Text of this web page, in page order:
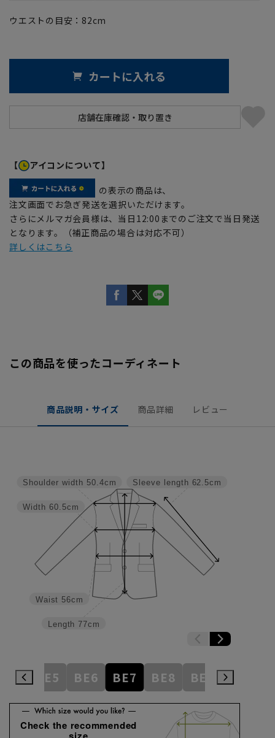
ウエストの目安： 82cm
カートに入れる
【 アイコンについて】
の表示の商品は、
注文画面でお急ぎ発送を選択いただけます。
さらにメルマガ会員様は、当日12:00までのご注文で当日発送
となります。（補正商品の場合は対応不可）
詳しくはこちら
この商品を使ったコーディネート
商品説明・サイズ 商品詳細 レビュー
Sleeve length 62.5cm
Length 77cm
Waist 56cm
Width 60.5cm
Shoulder width 50.4cm
BE5 BE6 BE7 BE8 BE9 BE10
Check the recommended